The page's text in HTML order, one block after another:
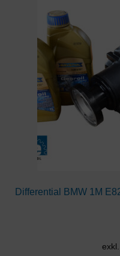
Differential BMW 1M